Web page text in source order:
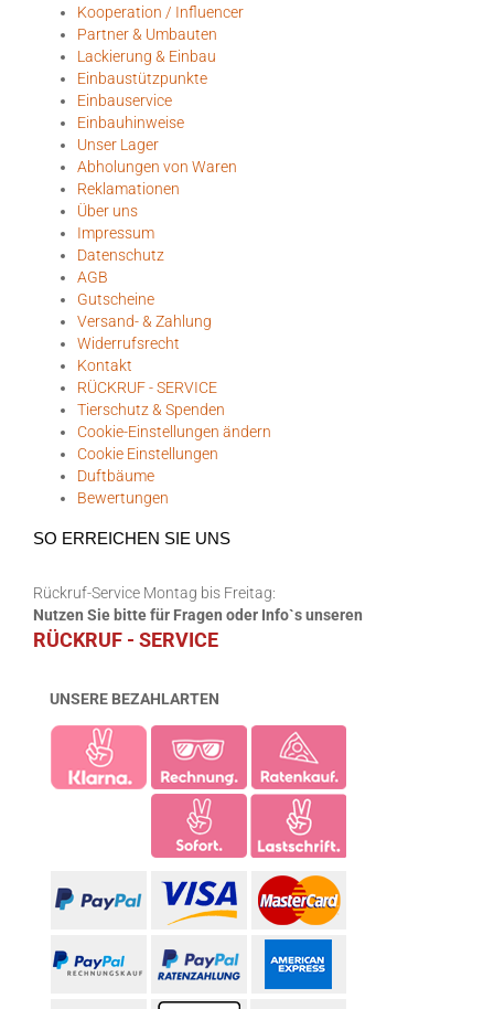
Kooperation / Influencer
Partner & Umbauten
Lackierung & Einbau
Einbaustützpunkte
Einbauservice
Einbauhinweise
Unser Lager
Abholungen von Waren
Reklamationen
Über uns
Impressum
Datenschutz
AGB
Gutscheine
Versand- & Zahlung
Widerrufsrecht
Kontakt
RÜCKRUF - SERVICE
Tierschutz & Spenden
Cookie-Einstellungen ändern
Cookie Einstellungen
Duftbäume
Bewertungen
SO ERREICHEN SIE UNS
Rückruf-Service Montag bis Freitag:
Nutzen Sie bitte für Fragen oder Info`s unseren
RÜCKRUF - SERVICE
UNSERE BEZAHLARTEN